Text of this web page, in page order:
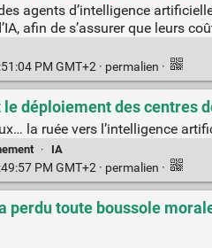
agents d’intelligence
afin de s’assurer que leurs
PM GMT+2 · permalien ·
déploiement des centres
la ruée vers l’intelligence
· IA
PM GMT+2 · permalien ·
perdu toute boussole